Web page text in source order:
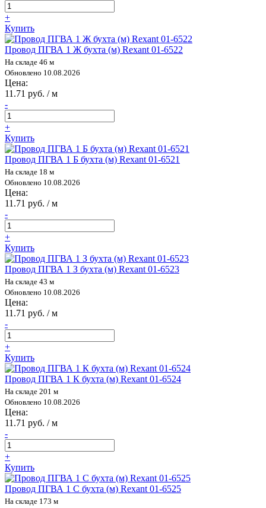
+
Купить
Провод ПГВА 1 Ж бухта (м) Rexant 01-6522
На складе 46 м
Обновлено 10.08.2026
Цена:
11.71 руб. / м
-
+
Купить
Провод ПГВА 1 Б бухта (м) Rexant 01-6521
На складе 18 м
Обновлено 10.08.2026
Цена:
11.71 руб. / м
-
+
Купить
Провод ПГВА 1 З бухта (м) Rexant 01-6523
На складе 43 м
Обновлено 10.08.2026
Цена:
11.71 руб. / м
-
+
Купить
Провод ПГВА 1 К бухта (м) Rexant 01-6524
На складе 201 м
Обновлено 10.08.2026
Цена:
11.71 руб. / м
-
+
Купить
Провод ПГВА 1 С бухта (м) Rexant 01-6525
На складе 173 м